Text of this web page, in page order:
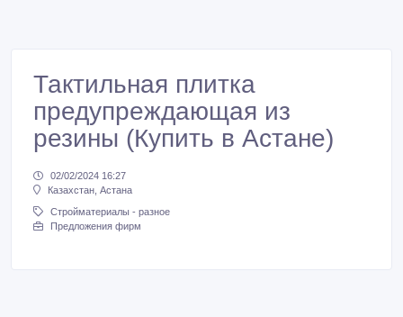
Тактильная плитка
предупреждающая из
резины (Купить в Астане)
02/02/2024 16:27
Казахстан, Астана
Стройматериалы - разное
Предложения фирм